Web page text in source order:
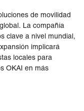
de movilidad
La compañía
clave a nivel mundial,
implicará
locales para
OKAI en más